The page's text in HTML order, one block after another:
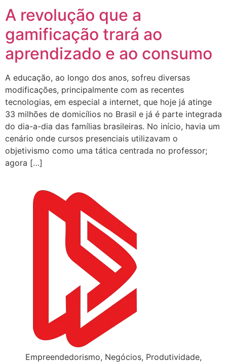
A revolução que a
gamificação trará ao
aprendizado e ao consumo
A educação, ao longo dos anos, sofreu diversas
modificações, principalmente com as recentes
tecnologias, em especial a internet, que hoje já atinge
33 milhões de domicílios no Brasil e já é parte integrada
do dia-a-dia das famílias brasileiras. No início, havia um
cenário onde cursos presenciais utilizavam o
objetivismo como uma tática centrada no professor;
agora […]
Empreendedorismo, Negócios, Produtividade,